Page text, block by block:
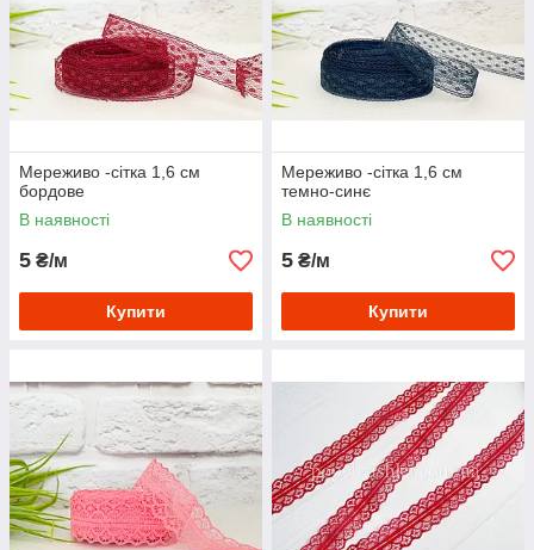
Мереживо -сітка 1,6 см
бордове
В наявності
5 ₴/м
Купити
Мереживо -сітка 1,6 см
темно-синє
В наявності
5 ₴/м
Купити